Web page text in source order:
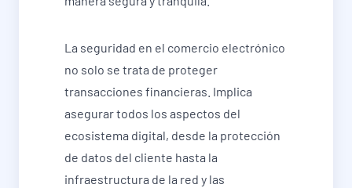
La seguridad en el comercio electrónico
no solo se trata de proteger
transacciones financieras. Implica
asegurar todos los aspectos del
ecosistema digital, desde la protección
de datos del cliente hasta la
infraestructura de la red y las